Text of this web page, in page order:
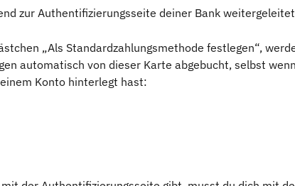
zur Authentifizierungsseite deiner Bank
„Als Standardzahlungsmethode festlegen“,
automatisch von dieser Karte abgebucht, selbst
Konto hinterlegt hast: